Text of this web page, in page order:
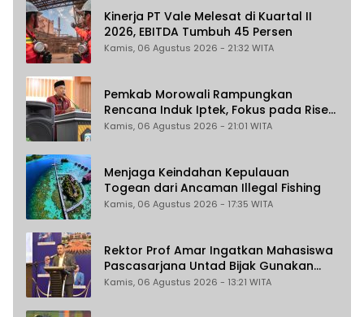
Kinerja PT Vale Melesat di Kuartal II
2026, EBITDA Tumbuh 45 Persen
Kamis, 06 Agustus 2026 - 21:32 WITA
Pemkab Morowali Rampungkan
Rencana Induk Iptek, Fokus pada Riset
dan Inovasi Daerah
Kamis, 06 Agustus 2026 - 21:01 WITA
Menjaga Keindahan Kepulauan
Togean dari Ancaman Illegal Fishing
Kamis, 06 Agustus 2026 - 17:35 WITA
Rektor Prof Amar Ingatkan Mahasiswa
Pascasarjana Untad Bijak Gunakan
Akal Imitasi
Kamis, 06 Agustus 2026 - 13:21 WITA